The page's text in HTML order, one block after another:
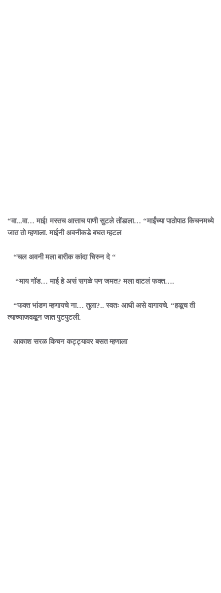
“वा...वा… माई! मस्तच आत्ताच पाणी सुटले तोंडाला… “माईंच्या पाठोपाठ किचनमध्ये
जात तो म्हणाला. माईनी अवनीकडे बघत म्हटल
“चल अवनी मला बारीक कांदा चिरुन दे “
“माय गॉड… माई हे असं सगळे पण जमत? मला वाटलं फक्त….
“फक्त भांडण म्हणायचे ना… तुला?.. स्वतः आधी असे वागायचे. “हळूच ती
त्याच्याजवळून जात पुटपुटली.
आकाश सरळ किचन कट्ट्यावर बसत म्हणाला